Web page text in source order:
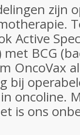
zijn
Active
BCG
OncoVax
bij
oncoline.
is ons